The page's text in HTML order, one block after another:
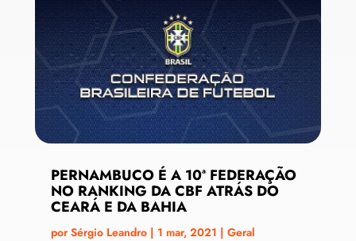
PERNAMBUCO É A 10ª FEDERAÇÃO
NO RANKING DA CBF ATRÁS DO
CEARÁ E DA BAHIA
porSérgio Leandro| 1 mar, 2021 | Geral